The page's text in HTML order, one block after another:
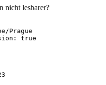
nicht lesbarer?